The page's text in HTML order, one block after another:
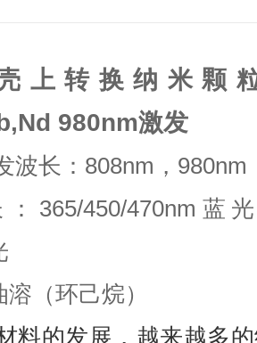
上转换纳米颗粒
980nm激发
波长： 808nm ， 980nm
365/450/470nm 蓝
（环己烷）
料的发展，越来越多